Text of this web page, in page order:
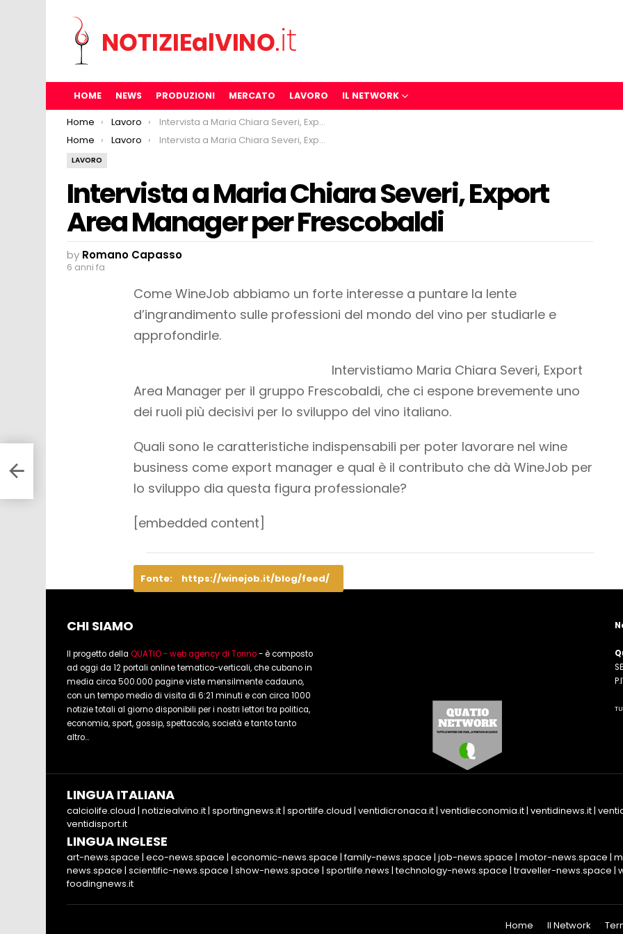
HOME NEWS PRODUZIONI MERCATO LAVORO IL NETWORK
You are here:
Home Lavoro
Intervista a Maria Chiara Severi, Export Area Manager per Frescobaldi
You are here:
Home Lavoro Intervista a Maria Chiara Severi, Export Area Manager per Frescobaldi
LAVORO
Intervista a Maria Chiara Severi, Export
Area Manager per Frescobaldi
by Romano Capasso
6 anni fa
Come WineJob abbiamo un forte interesse a puntare la lente
d’ingrandimento sulle professioni del mondo del vino per studiarle e
approfondirle.
Intervistiamo Maria Chiara Severi, Export
Area Manager per il gruppo Frescobaldi, che ci espone brevemente uno
dei ruoli più decisivi per lo sviluppo del vino italiano.
Quali sono le caratteristiche indispensabili per poter lavorare nel wine
business come export manager e qual è il contributo che dà WineJob per
lo sviluppo dia questa figura professionale?
[embedded content]
Fonte: https://winejob.it/blog/feed/
CHI SIAMO
Il progetto della QUATIO - web agency di Torino- è composto
ad oggi da 12 portali online tematico-verticali, che cubano in
media circa 500.000 pagine viste mensilmente cadauno,
con un tempo medio di visita di 6:21 minuti e con circa 1000
notizie totali al giorno disponibili per i nostri lettori tra politica,
economia, sport, gossip, spettacolo, società e tanto tanto
altro...
LINGUA ITALIANA
calciolife.cloud | notiziealvino.it| sportingnews.it| sportlife.cloud | ventidicronaca.it| ventidieconomia.it| ventidinews.it|
ventidisport.it
LINGUA INGLESE
art-news.space | eco-news.space | economic-news.space |family-news.space | job-news.space | motor-news.space |
news.space | scientific-news.space | show-news.space | sportlife.news |technology-news.space |traveller-news.space |
foodingnews.it
Home Il Network